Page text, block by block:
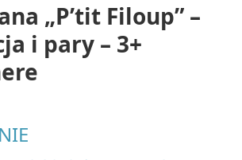
„P’tit Filoup” –
i pary – 3+